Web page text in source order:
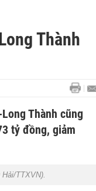
Thành
Thành cũng
tỷ đồng, giảm
Hải/TTXVN).